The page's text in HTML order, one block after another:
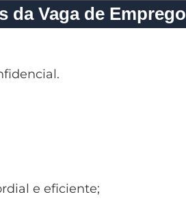
da Vaga de Emprego
e eficiente;